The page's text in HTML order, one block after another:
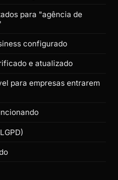
para "agência de
configurado
e atualizado
para empresas entrarem